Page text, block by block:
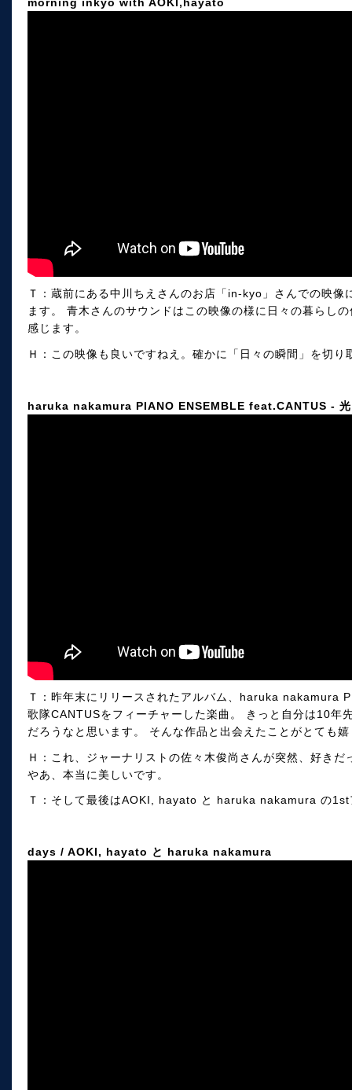
Ｔ：蔵前にある中川ちえさんのお店「in-kyo」さんでの映
ます。 青木さんのサウンドはこの映像の様に日々の暮らし
感じます。
Ｈ：この映像も良いですねえ。確かに「日々の瞬間」を切り
haruka nakamura PIANO ENSEMBLE feat.CANTUS - 光
Ｔ：昨年末にリリースされたアルバム、haruka nakamura
歌隊CANTUSをフィーチャーした楽曲。 きっと自分は10年
だろうなと思います。 そんな作品と出会えたことがとても
Ｈ：これ、ジャーナリストの佐々木俊尚さんが突然、好き
やあ、本当に美しいです。
Ｔ：そして最後はAOKI, hayato と haruka nakamura の
days / AOKI, hayato と haruka nakamura